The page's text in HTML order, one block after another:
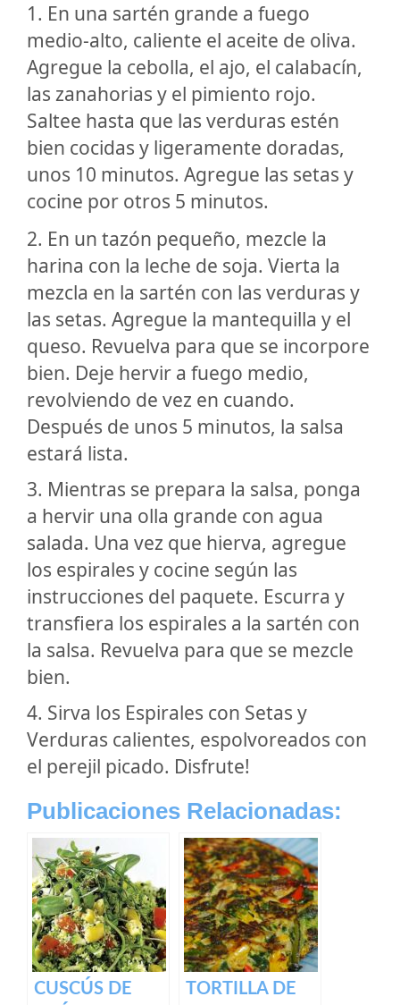
1. En una sartén grande a fuego
medio-alto, caliente el aceite de oliva.
Agregue la cebolla, el ajo, el calabacín,
las zanahorias y el pimiento rojo.
Saltee hasta que las verduras estén
bien cocidas y ligeramente doradas,
unos 10 minutos. Agregue las setas y
cocine por otros 5 minutos.
2. En un tazón pequeño, mezcle la
harina con la leche de soja. Vierta la
mezcla en la sartén con las verduras y
las setas. Agregue la mantequilla y el
queso. Revuelva para que se incorpore
bien. Deje hervir a fuego medio,
revolviendo de vez en cuando.
Después de unos 5 minutos, la salsa
estará lista.
3. Mientras se prepara la salsa, ponga
a hervir una olla grande con agua
salada. Una vez que hierva, agregue
los espirales y cocine según las
instrucciones del paquete. Escurra y
transfiera los espirales a la sartén con
la salsa. Revuelva para que se mezcle
bien.
4. Sirva los Espirales con Setas y
Verduras calientes, espolvoreados con
el perejil picado. Disfrute!
Publicaciones Relacionadas:
CUSCÚS DE TORTILLA DE